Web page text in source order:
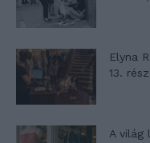
Elyna
13. rész
A világ